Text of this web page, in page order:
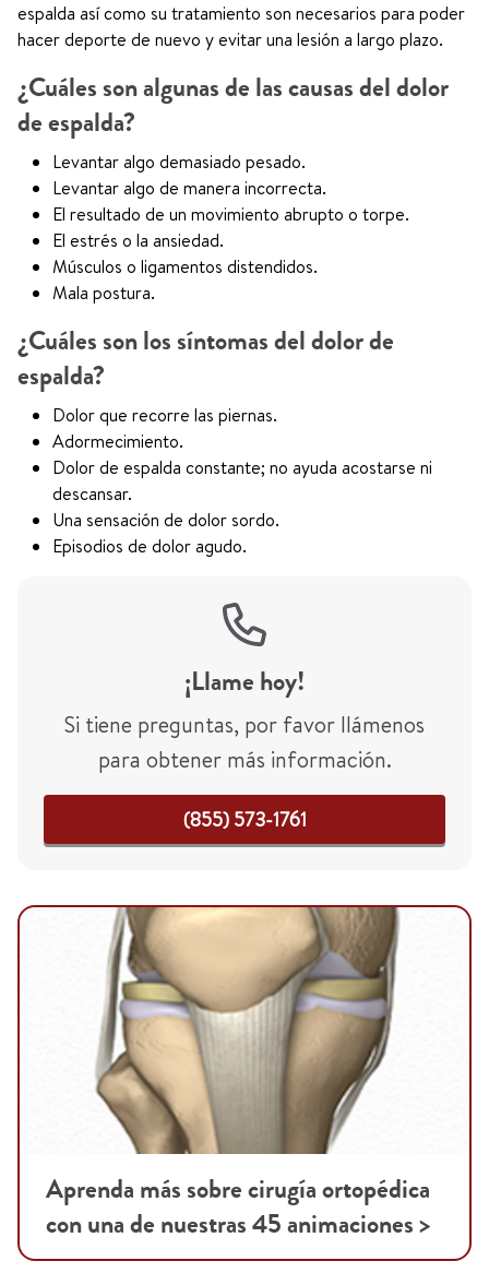
espalda así como su tratamiento son necesarios para poder
hacer deporte de nuevo y evitar una lesión a largo plazo.
¿Cuáles son algunas de las causas del dolor
de espalda?
Levantar algo demasiado pesado.
Levantar algo de manera incorrecta.
El resultado de un movimiento abrupto o torpe.
El estrés o la ansiedad.
Músculos o ligamentos distendidos.
Mala postura.
¿Cuáles son los síntomas del dolor de
espalda?
Dolor que recorre las piernas.
Adormecimiento.
Dolor de espalda constante; no ayuda acostarse ni
descansar.
Una sensación de dolor sordo.
Episodios de dolor agudo.
¡Llame hoy!
Si tiene preguntas, por favor llámenos
para obtener más información.
(855) 573-1761
Aprenda más sobre cirugía ortopédica
con una de nuestras 45 animaciones >